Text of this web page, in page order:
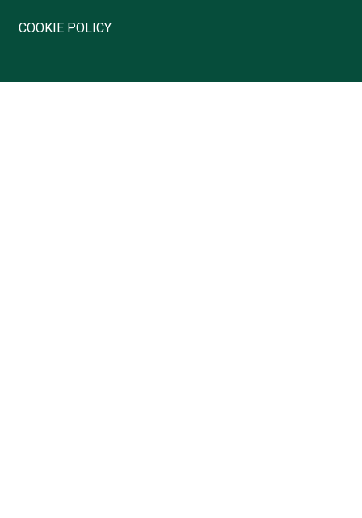
COOKIE POLICY